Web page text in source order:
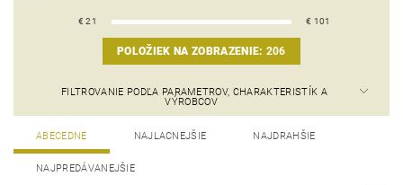
€21 € 101
POLOŽIEK NA ZOBRAZENIE: 206
FILTROVANIE PODĽA PARAMETROV, CHARAKTERISTÍK A
VÝROBCOV
ABECEDNE NAJLACNEJŠIE NAJDRAHŠIE
NAJPREDÁVANEJŠIE